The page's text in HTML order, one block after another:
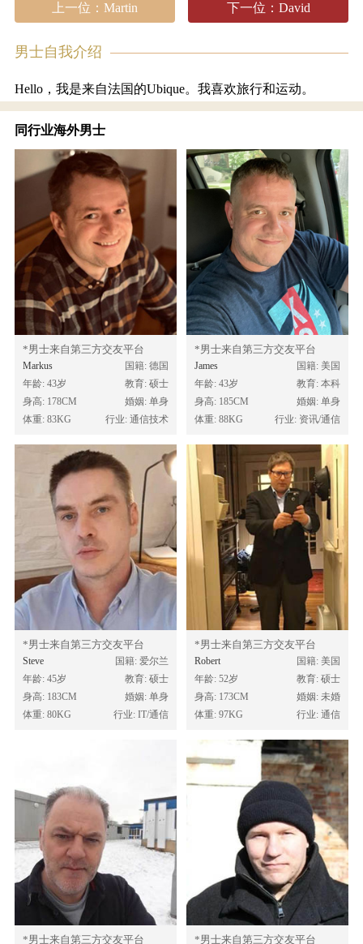
上一位：Martin 下一位：David
男士自我介绍
Hello，我是来自法国的Ubique。我喜欢旅行和运动。
同行业海外男士
*男士来自第三方交友平台
Markus
国籍: 德国
年龄: 43岁
教育: 硕士
身高: 178CM
婚姻: 单身
体重: 83KG
行业: 通信技术
*男士来自第三方交友平台
James
国籍: 美国
年龄: 43岁
教育: 本科
身高: 185CM
婚姻: 单身
体重: 88KG
行业: 资讯/通信
*男士来自第三方交友平台
Steve
国籍: 爱尔兰
年龄: 45岁
教育: 硕士
身高: 183CM
婚姻: 单身
体重: 80KG
行业: IT/通信
*男士来自第三方交友平台
Robert
国籍: 美国
年龄: 52岁
教育: 硕士
身高: 173CM
婚姻: 未婚
体重: 97KG
行业: 通信
*男士来自第三方交友平台 *男士来自第三方交友平台